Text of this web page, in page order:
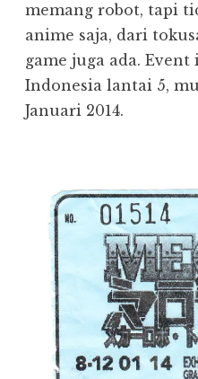
memang robot, tapi
anime saja, dari
game juga ada.
Indonesia lantai 5,
Januari 2014.